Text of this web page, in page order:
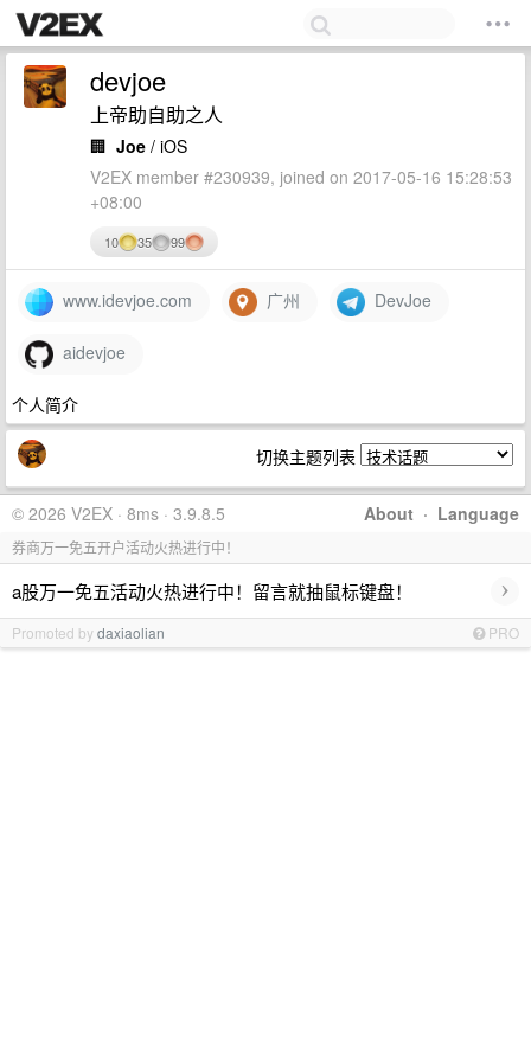
devjoe
上帝助自助之人
🏢 Joe / iOS
V2EX member #230939, joined on 2017-05-16 15:28:53
+08:00
10 35 99
www.idevjoe.com 广州 DevJoe
aidevjoe
个人简介
切换主题列表
About · Language
© 2026 V2EX · 8ms · 3.9.8.5
券商万一免五开户活动火热进行中！
a股万一免五活动火热进行中！留言就抽鼠标键盘！ ›
Promoted bydaxiaolian PRO